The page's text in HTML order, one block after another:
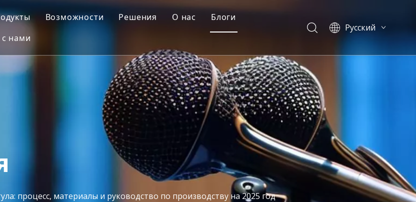
Автомобильная плесень
Пресс-форма для деталей мотоциклов
Пресс-форма для уличной мебели
Бытовая техника Плесень
Выдувная форма
Возможности
Обработка с ЧПУ
Изготовление пресс-форм
Контроль качества
Литье под давлением
Решения
Вставить форму
Пластиковая литьевая форма
О нас
Часто задаваемые вопросы
Блоги
Случаи
Видео
с нами
Pусский
العربية
процесс, материалы и руководство по производству на 2025 год